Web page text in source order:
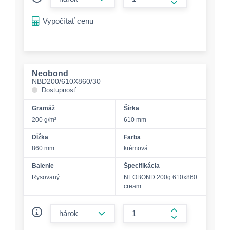
form.increase-
Vypočítať cenu
Neobond
NBD200/610X860/30
Dostupnosť
Gramáž
200 g/m²
Šírka
610 mm
Dĺžka
860 mm
Farba
krémová
Balenie
Rysovaný
Špecifikácia
NEOBOND 200g 610x860
cream
form.increase-